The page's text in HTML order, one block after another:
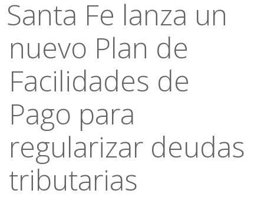
Santa Fe lanza un
nuevo Plan de
Facilidades de
Pago para
regularizar deudas
tributarias